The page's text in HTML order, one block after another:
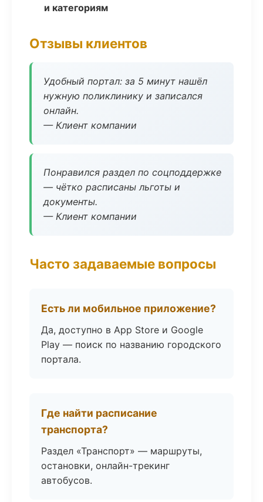
и категориям
Отзывы клиентов
Удобный портал: за 5 минут нашёл
нужную поликлинику и записался
онлайн.
— Клиент компании
Понравился раздел по соцподдержке
— чётко расписаны льготы и
документы.
— Клиент компании
Часто задаваемые вопросы
Есть ли мобильное приложение?
Да, доступно в App Store и Google
Play — поиск по названию городского
портала.
Где найти расписание
транспорта?
Раздел «Транспорт» — маршруты,
остановки, онлайн-трекинг
автобусов.